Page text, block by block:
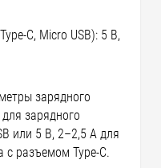
C, Micro USB): 5 В,
зарядного
зарядного
или 5 В, 2–2,5 А для
с разъемом Type-C.